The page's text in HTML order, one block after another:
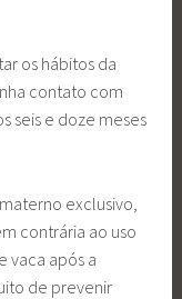
os hábitos da
contato com
seis e doze meses
exclusivo,
contrária ao uso
vaca após a
de prevenir